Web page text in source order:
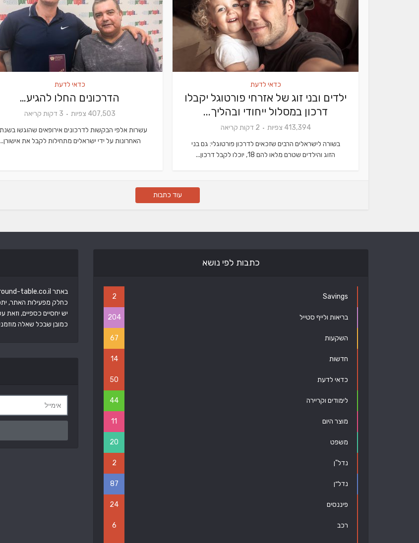
כדאי לדעת
ילדים ובני זוג של אזרחי פורטוגל יקבלו
דרכון במסלול ייחודי ובהליך...
413,394 צפיות
2 דקות קריאה
בשורה לישראלים הרבים שזכאים לדרכון פורטוגלי: גם בני
הזוג והילדים שטרם מלאו להם 18, יוכלו לקבל דרכון...
כדאי לדעת
הדרכונים החלו להגיע…
407,503 צפיות
3 דקות קריאה
עשרות אלפי הבקשות לדרכונים אירופאים שהוגשו
האחרונות על ידי ישראלים מתחילות לקבל את
עוד כתבות
באתר round-table.co.il תמצאו תכנים ממגוון תחומים שנוגעים בכולנו.
כחלק מפעילות האתר,
יש יחסיים כספיים,
כמובן שבכל שאלה
כתבות לפי נושא
Savings
2
בריאות ולייף סטייל 204
השקעות 67
חדשות 14
כדאי לדעת 50
לימודים וקריירה 44
מוצר היום 11
משפט 20
נדל"ן 2
נדל״ן 87
פיננסים 24
רכב 6